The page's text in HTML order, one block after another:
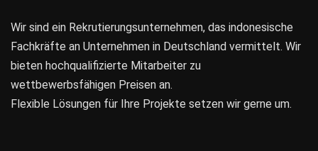
Wir sind ein Rekrutierungsunternehmen, das indonesische
Fachkräfte an Unternehmen in Deutschland vermittelt. Wir
bieten hochqualifizierte Mitarbeiter zu
wettbewerbsfähigen Preisen an.
Flexible Lösungen für Ihre Projekte setzen wir gerne um.